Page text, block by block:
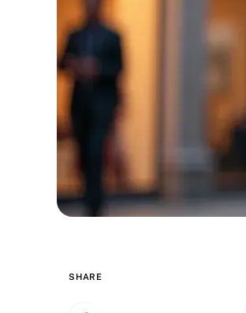
SHARE